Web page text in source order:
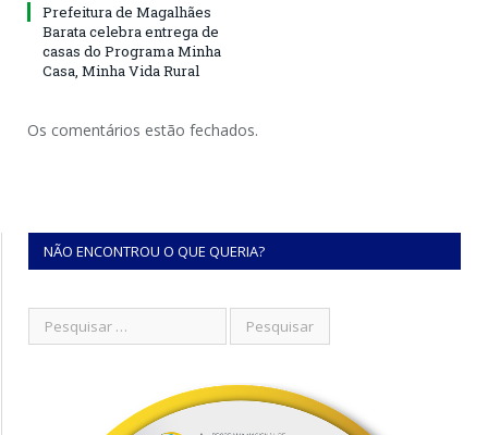
Prefeitura de Magalhães
Barata celebra entrega de
casas do Programa Minha
Casa, Minha Vida Rural
Os comentários estão fechados.
NÃO ENCONTROU O QUE QUERIA?